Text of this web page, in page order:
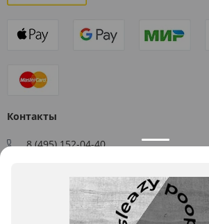
Контакты
8 (495) 152-04-40
109544, г. Москва, ул. Большая
Схема проезда